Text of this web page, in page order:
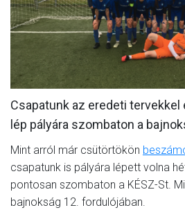
KLUB
GALÉRIA
SZURKOLÓI
SAJTÓ
Csapatunk az eredeti
lép pályára szombaton a
Mint arról már csütörtökön
csapatunk is pályára lépett volna
pontosan szombaton a KÉSZ-St.
bajnokság 12. fordulójában.